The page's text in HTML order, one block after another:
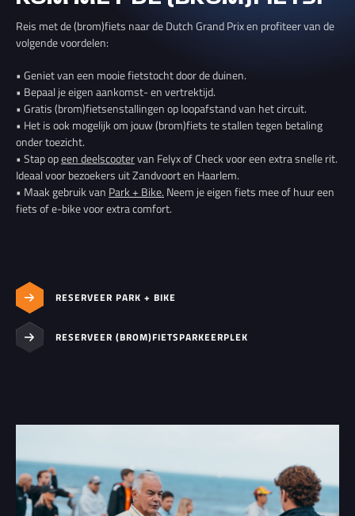
Reis met de (brom)fiets naar de Dutch Grand Prix en profiteer van de
volgende voordelen:
• Geniet van een mooie fietstocht door de duinen.
• Bepaal je eigen aankomst- en vertrektijd.
• Gratis (brom)fietsenstallingen op loopafstand van het circuit.
• Het is ook mogelijk om jouw (brom)fiets te stallen tegen betaling
onder toezicht.
• Stap opeen deelscootervan Felyx of Check voor een extra snelle rit.
Ideaal voor bezoekers uit Zandvoort en Haarlem.
• Maak gebruik van Park + Bike. Neem je eigen fiets mee of huur een
fiets of e-bike voor extra comfort.
RESERVEER PARK + BIKE
RESERVEER (BROM)FIETSPARKEERPLEK